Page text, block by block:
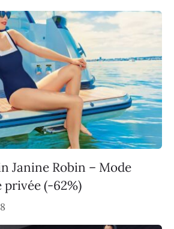
Janine Robin – Mode
privée (-62%)